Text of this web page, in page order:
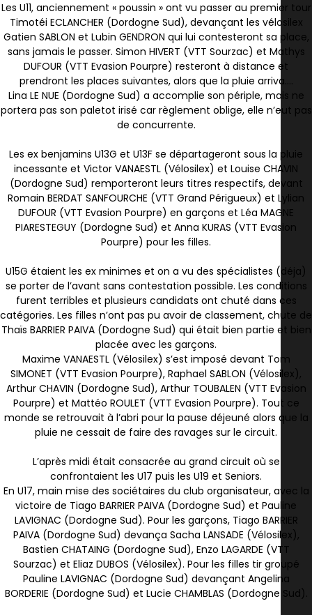
Les U11, anciennement « poussin » ont vu passer au premier tour
Timotéi ECLANCHER (Dordogne Sud), devançant les vélosilex
Gatien SABLON et Lubin GENDRON qui lui contesteront sa place,
sans jamais le passer. Simon HIVERT (VTT Sourzac) et Mathys
DUFOUR (VTT Evasion Pourpre) resteront à distance et
prendront les places suivantes, alors que la pluie arriva….
Lina LE NUE (Dordogne Sud) a accomplie son périple, mais ne
portera pas son paletot irisé car règlement oblige, elle n’eut pas
de concurrente.
Les ex benjamins U13G et U13F se départageront sous la pluie
incessante et Victor VANAESTL (Vélosilex) et Louise CHAVIN
(Dordogne Sud) remporteront leurs titres respectifs, devant
Romain BERDAT SANFOURCHE (VTT Grand Périgueux) et Lylian
DUFOUR (VTT Evasion Pourpre) en garçons et Léa MAGNE
PIARESTEGUY (Dordogne Sud) et Anna KURAS (VTT Evasion
Pourpre) pour les filles.
U15G étaient les ex minimes et on a vu des spécialistes (déja)
se porter de l’avant sans contestation possible. Les conditions
furent terribles et plusieurs candidats ont chuté dans ces
catégories. Les filles n’ont pas pu avoir de classement, chute de
Thaïs BARRIER PAIVA (Dordogne Sud) qui était bien partie et bien
placée avec les garçons.
Maxime VANAESTL (Vélosilex) s’est imposé devant Tom
SIMONET (VTT Evasion Pourpre), Raphael SABLON (Vélosilex),
Arthur CHAVIN (Dordogne Sud), Arthur TOUBALEN (VTT Evasion
Pourpre) et Mattéo ROULET (VTT Evasion Pourpre). Tout ce
monde se retrouvait à l’abri pour la pause déjeuné alors que la
pluie ne cessait de faire des ravages sur le circuit.
L’après midi était consacrée au grand circuit où se
confrontaient les U17 puis les U19 et Seniors.
En U17, main mise des sociétaires du club organisateur, avec la
victoire de Tiago BARRIER PAIVA (Dordogne Sud) et Pauline
LAVIGNAC (Dordogne Sud). Pour les garçons, Tiago BARRIER
PAIVA (Dordogne Sud) devança Sacha LANSADE (Vélosilex),
Bastien CHATAING (Dordogne Sud), Enzo LAGARDE (VTT
Sourzac) et Eliaz DUBOS (Vélosilex). Pour les filles tir groupé
Pauline LAVIGNAC (Dordogne Sud) devançant Angelina
BORDERIE (Dordogne Sud) et Lucie CHAMBLAS (Dordogne Sud).